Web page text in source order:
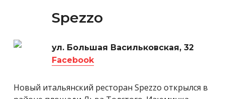
Spezzo
ул. Большая Васильковская, 32
Facebook
Новый итальянский ресторан Spezzo открылся в